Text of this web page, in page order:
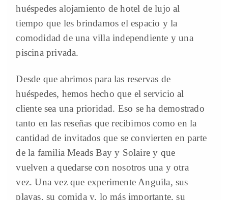
huéspedes alojamiento de hotel de lujo al
tiempo que les brindamos el espacio y la
comodidad de una villa independiente y una
piscina privada.
Desde que abrimos para las reservas de
huéspedes, hemos hecho que el servicio al
cliente sea una prioridad. Eso se ha demostrado
tanto en las reseñas que recibimos como en la
cantidad de invitados que se convierten en parte
de la familia Meads Bay y Solaire y que
vuelven a quedarse con nosotros una y otra
vez. Una vez que experimente Anguila, sus
playas, su comida y, lo más importante, su